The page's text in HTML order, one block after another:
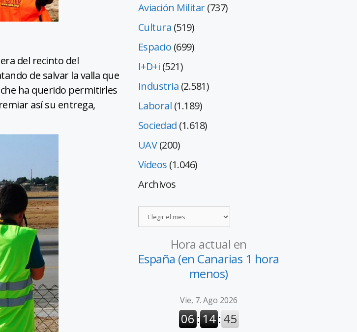
del recinto del
de salvar la valla que
ha querido permitirles
así su entrega,
Aviación Militar(737)
Cultura (519)
Espacio (699)
I+D+i (521)
Industria (2.581)
Laboral (1.189)
Sociedad (1.618)
UAV(200)
Vídeos (1.046)
Archivos
Hora actual en
España (en Canarias 1 hora
menos)